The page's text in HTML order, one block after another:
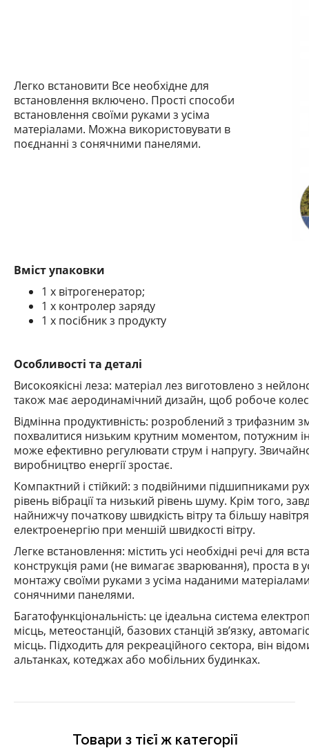
Легко встановити Все необхідне для
встановлення включено. Прості способи
встановлення своїми руками з усіма
матеріалами. Можна використовувати в
поєднанні з сонячними панелями.
Вміст упаковки
1 х вітрогенератор;
1 х контролер заряду
1 х посібник з продукту
Особливості та деталі
Високоякісні леза: матеріал лез виготовлено з
також має аеродинамічний дизайн, щоб робоче
Відмінна продуктивність: розроблений з трифазним
похвалитися низьким крутним моментом, потужним
може ефективно регулювати струм і напругу.
виробництво енергії зростає.
Компактний і стійкий: з подвійними підшипниками
рівень вібрації та низький рівень шуму. Крім того,
найнижчу початкову швидкість вітру та більшу
електроенергію при меншій швидкості вітру.
Легке встановлення: містить усі необхідні речі для
конструкція рами (не вимагає зварювання), проста в
монтажу своїми руками з усіма наданими
сонячними панелями.
Багатофункціональність: це ідеальна система
місць, метеостанцій, базових станцій зв’язку,
місць. Підходить для рекреаційного сектора, він
альтанках, котеджах або мобільних будинках.
Товари з тієї ж категорії